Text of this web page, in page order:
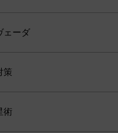
ェーダ
策
術